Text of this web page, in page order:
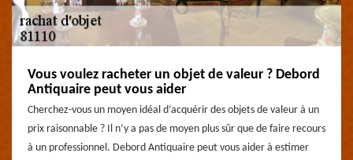
Vous voulez racheter un objet de valeur ? Debord
Antiquaire peut vous aider
Cherchez-vous un moyen idéal d’acquérir des objets de valeur à un
prix raisonnable ? Il n’y a pas de moyen plus sûr que de faire recours
à un professionnel. Debord Antiquaire peut vous aider à estimer